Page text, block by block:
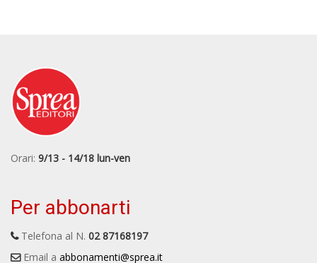
Orari: 9/13 - 14/18 lun-ven
Per abbonarti
Telefona al N. 02 87168197
Email a abbonamenti@sprea.it